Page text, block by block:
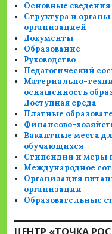
Основные сведения
Структура и
организацией
Документы
Образование
Руководство
Педагогический
Материально-
оснащенность
Доступная среда
Платные
Финансово-
Вакантные места
обучающихся
Стипендии и меры
Международное
Организация
организации
Образовательные